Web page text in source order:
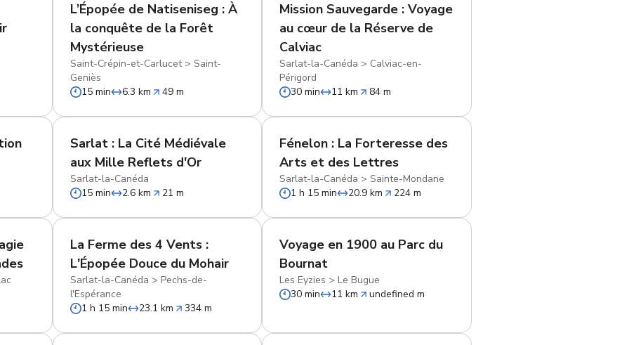
L’Épopée de Natiseniseg : À
la conquête de la Forêt
Mystérieuse
Saint-Crépin-et-Carlucet> Saint-
Geniès
15 min
6.3 km 49 m
Mission Sauvegarde : Voyage
au cœur de la Réserve de
Calviac
Sarlat-la-Canéda > Calviac-en-
Périgord
30 min
11 km 84 m
Sarlat : La Cité Médiévale
aux Mille Reflets d'Or
Sarlat-la-Canéda
15 min
2.6 km 21 m
Fénelon : La Forteresse des
Arts et des Lettres
Sarlat-la-Canéda >Sainte-Mondane
1 h 15 min
20.9 km 224 m
La Ferme des 4 Vents :
L'Épopée Douce du Mohair
Sarlat-la-Canéda > Pechs-de-
l'Espérance
1 h 15 min
23.1 km 334 m
Voyage en 1900 au Parc du
Bournat
Les Eyzies >Le Bugue
30 min
11 km undefined m